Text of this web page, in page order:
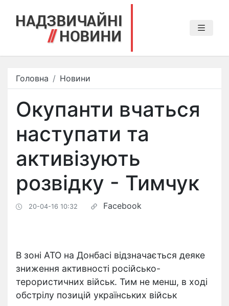
Головна Новини
Окупанти вчаться
наступати та
активізують
розвідку - Тимчук
20-04-16 10:32 Facebook
В зоні АТО на Донбасі відзначається деяке
зниження активності російсько-
терористичних військ. Тим не менш, в ході
обстрілу позицій українських військ